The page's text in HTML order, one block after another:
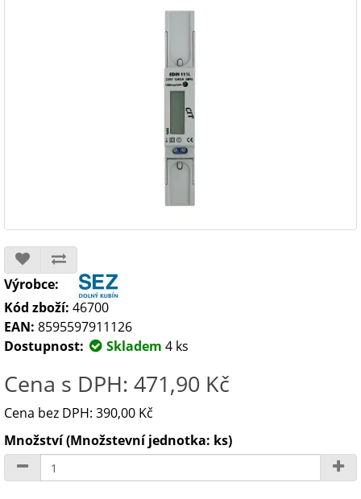
Výrobce:
Kód zboží: 46700
EAN: 8595597911126
Dostupnost:
Skladem 4 ks
Cena s DPH: 471,90 Kč
Cena bez DPH: 390,00 Kč
Množství (Množstevní jednotka: ks)